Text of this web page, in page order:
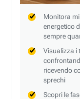
Monitora
energetico
sempre
Visualizza i
ricevendo
sprechi
Scopri le